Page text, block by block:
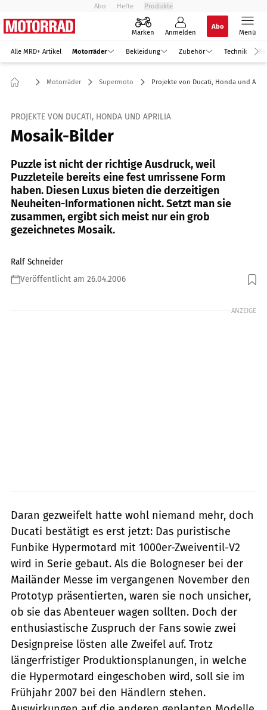
Abo Hefte Produkte
Marken Anmelden
Abo
Menü
Alle MRD+ Artikel Motorräder Bekleidung Zubehör Technik
Motorräder Supermoto Projekte von Ducati, Honda und
PROJEKTE VON DUCATI, HONDA UND APRILIA
Mosaik-Bilder
Puzzle ist nicht der richtige Ausdruck, weil
Puzzleteile bereits eine fest umrissene Form
haben. Diesen Luxus bieten die derzeitigen
Neuheiten-Informationen nicht. Setzt man sie
zusammen, ergibt sich meist nur ein grob
gezeichnetes Mosaik.
Ralf Schneider
Veröffentlicht am 26.04.2006
Foto: Ducati
ANZEIGE
Daran gezweifelt hatte wohl niemand mehr, doch
Ducati bestätigt es erst jetzt: Das puristische
Funbike Hypermotard mit 1000er-Zweiventil-V2
wird in Serie gebaut. Als die Bologneser bei der
Mailänder Messe im vergangenen November den
Prototyp präsentierten, waren sie noch unsicher,
ob sie das Abenteuer wagen sollten. Doch der
enthusiastische Zuspruch der Fans sowie zwei
Designpreise lösten alle Zweifel auf. Trotz
längerfristiger Produktionsplanungen, in welche
die Hypermotard eingeschoben wird, soll sie im
Frühjahr 2007 bei den Händlern stehen.